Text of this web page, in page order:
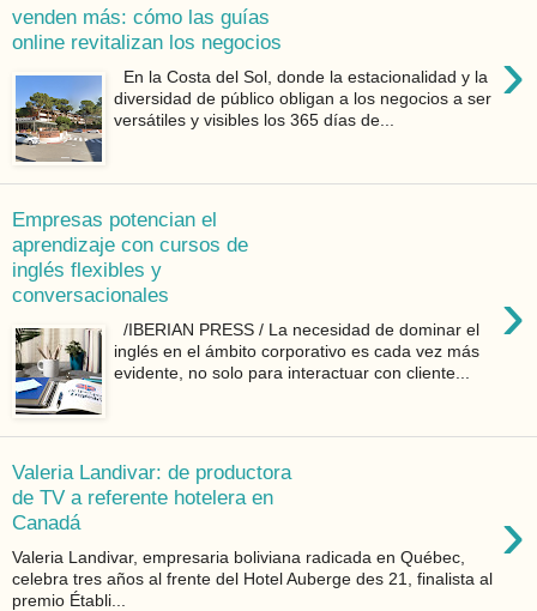
venden más: cómo las guías
online revitalizan los negocios
›
En la Costa del Sol, donde la estacionalidad y la
diversidad de público obligan a los negocios a ser
versátiles y visibles los 365 días de...
Empresas potencian el
aprendizaje con cursos de
inglés flexibles y
conversacionales
›
/IBERIAN PRESS / La necesidad de dominar el
inglés en el ámbito corporativo es cada vez más
evidente, no solo para interactuar con cliente...
Valeria Landivar: de productora
de TV a referente hotelera en
Canadá
›
Valeria Landivar, empresaria boliviana radicada en Québec,
celebra tres años al frente del Hotel Auberge des 21, finalista al
premio Établi...